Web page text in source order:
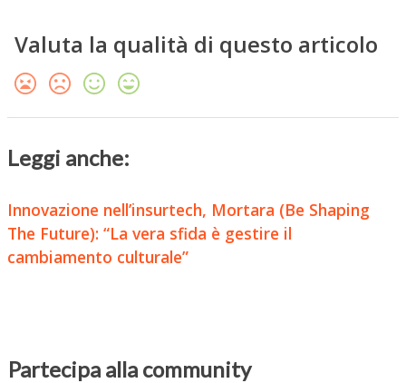
Valuta la qualità di questo articolo
Leggi anche:
Innovazione nell’insurtech, Mortara (Be Shaping
The Future): “La vera sfida è gestire il
cambiamento culturale”
Partecipa alla community